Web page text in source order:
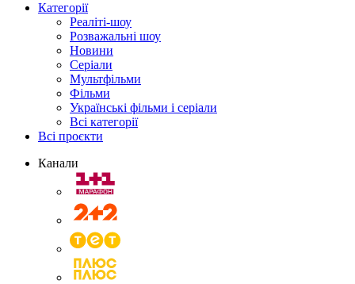
Категорії
Реаліті-шоу
Розважальні шоу
Новини
Серіали
Мультфільми
Фільми
Українські фільми і серіали
Всі категорії
Всі проєкти
Канали